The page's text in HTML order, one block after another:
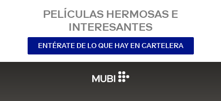
PELÍCULAS HERMOSAS E
INTERESANTES
ENTÉRATE DE LO QUE HAY EN CARTELERA